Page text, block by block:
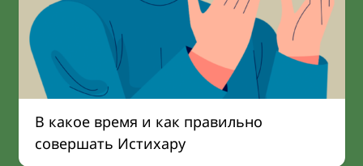
В какое время и как правильно
совершать Истихару